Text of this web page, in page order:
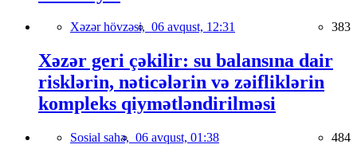
Xəzər hövzəsi, 06 avqust, 12:31 383
Xəzər geri çəkilir: su balansına dair
risklərin, nəticələrin və zəifliklərin
kompleks qiymətləndirilməsi
Sosial sahə, 06 avqust, 01:38 484